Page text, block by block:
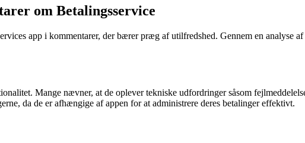
om Betalingsservice
app i kommentarer, der bærer præg af utilfredshed. Gennem en analyse
Mange nævner, at de oplever tekniske udfordringer såsom
da de er afhængige af appen for at administrere deres betalinger effektivt.